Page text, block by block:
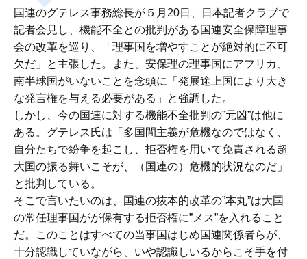
国連のグテレス事務総長が５月20日、日本記者クラブで
記者会見し、機能不全との批判がある国連安全保障理事
会の改革を巡り、「理事国を増やすことが絶対的に不可
欠だ」と主張した。また、安保理の理事国にアフリカ、
南半球国がいないことを念頭に「発展途上国により大き
な発言権を与える必要がある」と強調した。
しかし、今の国連に対する機能不全批判の”元凶”は他に
ある。グテレス氏は「多国間主義が危機なのではなく、
自分たちで紛争を起こし、拒否権を用いて免責される超
大国の振る舞いこそが、（国連の）危機的状況なのだ」
と批判している。
そこで言いたいのは、国連の抜本的改革の”本丸”は大国
の常任理事国がが保有する拒否権に”メス”を入れること
だ。このことはすべての当事国はじめ国連関係者らが、
十分認識していながら、いや認識しいるからこそ手を付